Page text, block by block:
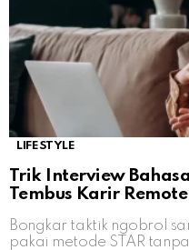
LIFESTYLE
Trik Interview
Tembus Karir
Bongkar taktik ngobrol
pakai metode STAR